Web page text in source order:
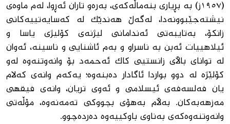
(١٩٥٧ز) بە بڕیاری بنەماڵەکەی، بەرەو تاران ئەڕوا، لەم ماوەی
نیشتەجێبوونەدا، لەگەڵ هەندێک لە کەسایەتییەکانی
زانکۆ، بەتایبەتی ئەندامانی لیژنەی کۆلیژی یاسا و
ئیلاهییات ئەبن بە ناسراو و بەم ئاشنایی و ناسینە، ئەوان
لە توانای باڵای زانستیی کاک ئەحمەد بۆ وانەوتنەوە لەو
کۆلێژە لە دوو بواردا ئاگادار دەبنەوە؛ یەکەم وانەی کەلام
یان فەلسەفەی ئیسلامی و ئەوی تریان، وانەی فیقهی
مەزهەبەکان. بەڵام بەهۆی بچووكی تەمەنەوە، مۆڵەتی
وانەوتنەوەکەی بەناوی باوکییەوە دەردەچوو.